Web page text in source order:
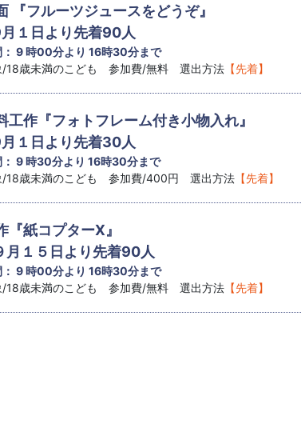
『フルーツジュースをどうぞ』
１日より先着90人
： 9 時00分より 16時30分まで
/18歳未満のこども 参加費/無料 選出方法 【先着】
工作『フォトフレーム付き小物入れ』
１日より先着30人
： 9 時30分より 16時30分まで
/18歳未満のこども 参加費/400円 選出方法 【先着】
『紙コプターX』
月１５日より先着90人
： 9 時00分より 16時30分まで
/18歳未満のこども 参加費/無料 選出方法 【先着】